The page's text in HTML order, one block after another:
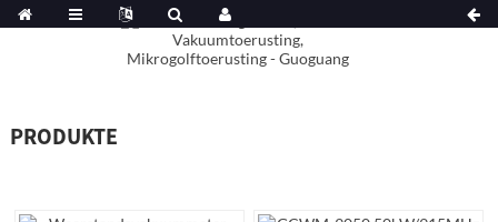
PRODUKTE